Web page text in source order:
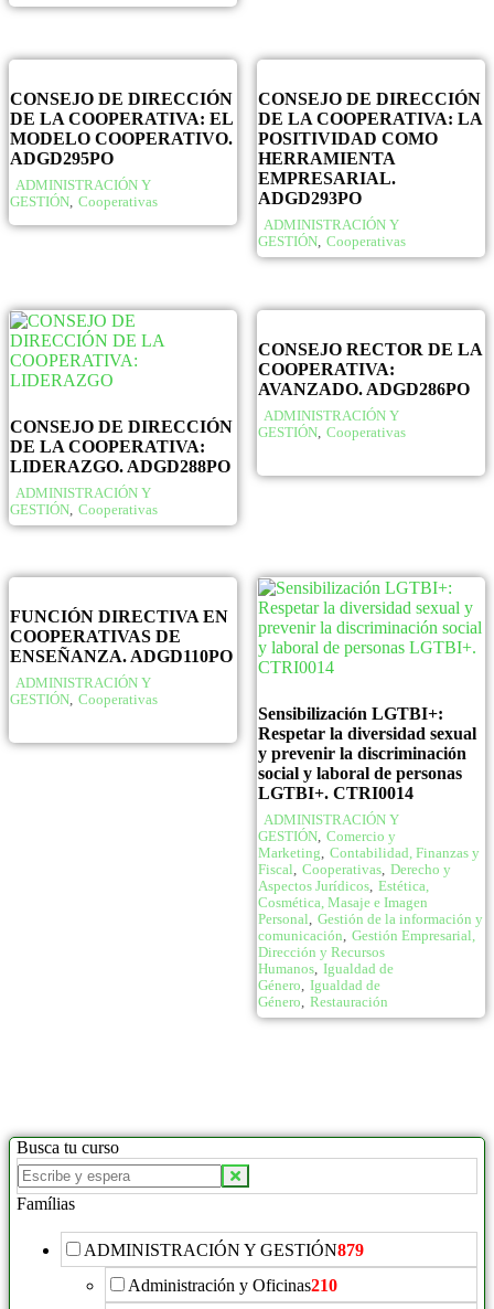
CONSEJO DE DIRECCIÓN
DE LA COOPERATIVA: EL
MODELO COOPERATIVO.
ADGD295PO
ADMINISTRACIÓN Y
GESTIÓN Cooperativas
CONSEJO DE DIRECCIÓN
DE LA COOPERATIVA: LA
POSITIVIDAD COMO
HERRAMIENTA
EMPRESARIAL.
ADGD293PO
ADMINISTRACIÓN Y
GESTIÓN, Cooperativas
CONSEJO DE DIRECCIÓN
DE LA COOPERATIVA:
LIDERAZGO. ADGD288PO
ADMINISTRACIÓN Y
GESTIÓN Cooperativas
CONSEJO RECTOR DE LA
COOPERATIVA:
AVANZADO. ADGD286PO
ADMINISTRACIÓN Y
GESTIÓN, Cooperativas
FUNCIÓN DIRECTIVA EN
COOPERATIVAS DE
ENSEÑANZA. ADGD110PO
ADMINISTRACIÓN Y
GESTIÓN, Cooperativas
Sensibilización LGTBI+:
Respetar la diversidad sexual
y prevenir la discriminación
social y laboral de personas
LGTBI+. CTRI0014
ADMINISTRACIÓN Y
GESTIÓN, Comercio y
Marketing, Contabilidad, Finanzas y
Fiscal, Cooperativas, Derecho y
Aspectos Jurídicos, Estética,
Cosmética, Masaje e Imagen
Personal, Gestión de la información y
comunicación, Gestión Empresarial,
Dirección y Recursos
Humanos, Igualdad de
Género, Igualdad de
Género, Restauración
Busca tu curso
Famílias
ADMINISTRACIÓN Y GESTIÓN879
Administración y Oficinas210